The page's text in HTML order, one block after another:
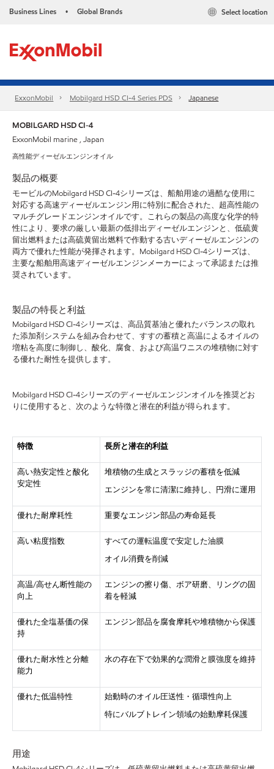
Business Lines • Global Brands Select location
ExxonMobil Mobilgard HSD CI-4 Series​ PDS Japanese
MOBILGARD HSD CI-4
ExxonMobil marine , Japan
高性能ディーゼルエンジンオイル
製品の概要
モービルのMobilgard HSD CI-4シリーズは、船舶用途の過酷な使用に
対応する高速ディーゼルエンジン用に特別に配合された、超高性能の
マルチグレードエンジンオイルです。これらの製品の高度な化学的特
性により、要求の厳しい最新の低排出ディーゼルエンジンと、低硫黄
留出燃料または高硫黄留出燃料で作動する古いディーゼルエンジンの
両方で優れた性能が発揮されます。Mobilgard HSD CI-4シリーズは、
主要な船舶用高速ディーゼルエンジンメーカーによって承認または推
奨されています。
製品の特長と利益
Mobilgard HSD CI-4シリーズは、高品質基油と優れたバランスの取れ
た添加剤システムを組み合わせて、すすの蓄積と高温によるオイルの
増粘を高度に制御し、酸化、腐食、および高温ワニスの堆積物に対す
る優れた耐性を提供します。
Mobilgard HSD CI-4シリーズのディーゼルエンジンオイルを推奨どお
りに使用すると、次のような特徴と潜在的利益が得られます。
特徴 長所と潜在的利益
高い熱安定性と酸化
安定性
堆積物の生成とスラッジの蓄積を低減
エンジンを常に清潔に維持し、円滑に運用
優れた耐摩耗性 重要なエンジン部品の寿命延長
高い粘度指数
すべての運転温度で安定した油膜
オイル消費を削減
高温/高せん断性能の
向上
エンジンの擦り傷、ボア研磨、リングの固
着を軽減
優れた全塩基価の保
持
エンジン部品を腐食摩耗や堆積物から保護
優れた耐水性と分離
能力
水の存在下で効果的な潤滑と膜強度を維持
優れた低温特性
始動時のオイル圧送性・循環性向上
特にバルブトレイン領域の始動摩耗保護
用途